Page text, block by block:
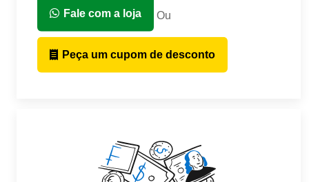
Fale com a loja Ou
Peça um cupom de desconto